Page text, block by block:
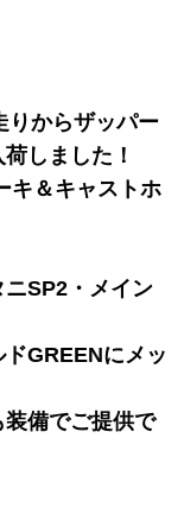
りからザッパー
しました！
キ＆キャストホ
SP2・メイン
GREENにメッ
備でご提供で